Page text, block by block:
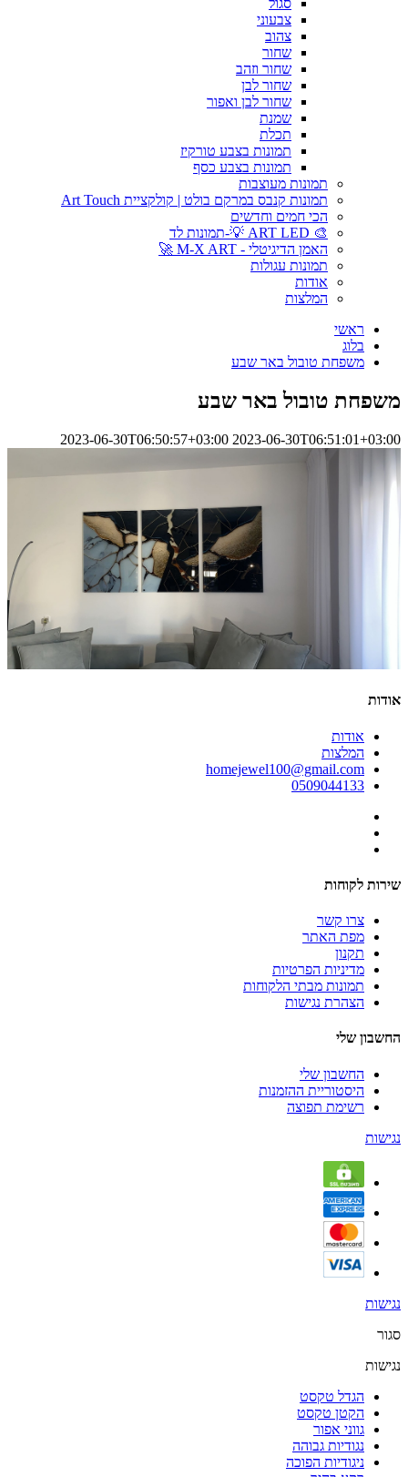
צבעוני
צהוב
שחור
שחור וזהב
שחור לבן
שחור לבן ואפור
שמנת
תכלת
תמונות בצבע טורקיז
תמונות בצבע כסף
תמונות מעוצבות
תמונות קנבס במרקם בולט | קולקציית Art Touch
הכי חמים וחדשים
🎨 ART LED 💡-תמונות לד
האמן הדיגיטלי - M-X ART 🚀
תמונות עגולות
אודות
המלצות
ראשי
בלוג
משפחת טובול באר שבע
משפחת טובול באר שבע
2023-06-30T06:50:57+03:00 2023-06-30T06:51:01+03:00
אודות
אודות
המלצות
homejewel100@gmail.com
0509044133
שירות לקוחות
צרו קשר
מפת האתר
תקנון
מדיניות הפרטיות
תמונות מבתי הלקוחות
הצהרת נגישות
החשבון שלי
החשבון שלי
היסטוריית ההזמנות
רשימת תפוצה
נגישות
נגישות
סגור
נגישות
הגדל טקסט
הקטן טקסט
גווני אפור
נגודיות גבוהה
ניגודיות הפוכה